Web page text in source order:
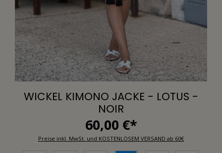
WICKEL KIMONO JACKE - LOTUS -
NOIR
60,00 €*
Preise inkl. MwSt. und KOSTENLOSEM VERSAND ab 60€